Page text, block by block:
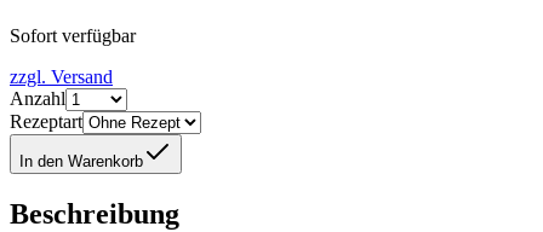
Sofort verfügbar
zzgl. Versand
Anzahl
Rezeptart
In den Warenkorb
Beschreibung